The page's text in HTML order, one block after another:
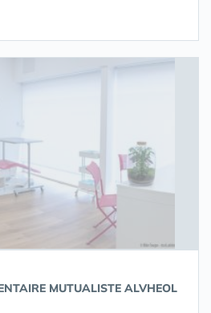
MUTUALISTE ALVHEOL